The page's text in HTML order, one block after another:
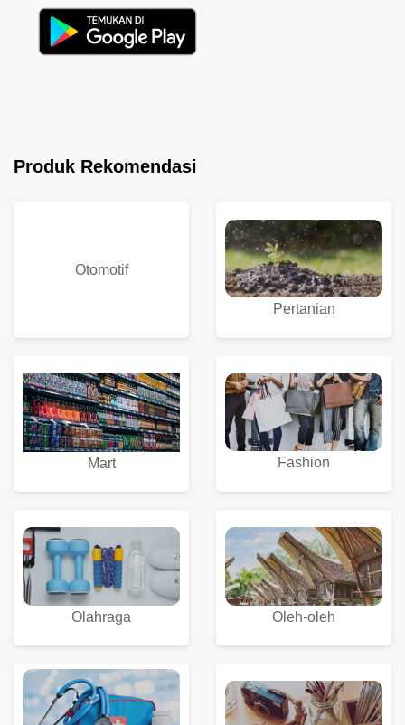
Produk Rekomendasi
Otomotif
Pertanian
Mart Fashion
Olahraga Oleh-oleh